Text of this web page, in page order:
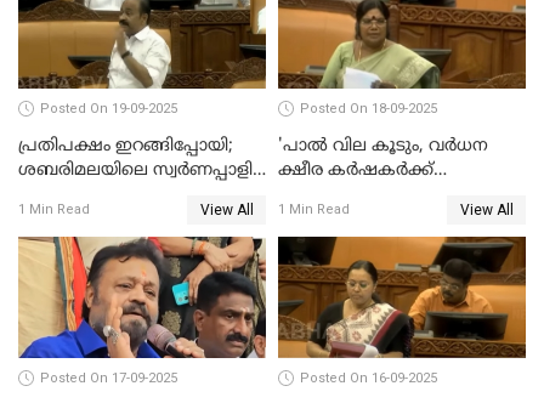
Posted On 19-09-2025
പ്രതിപക്ഷം ഇറങ്ങിപ്പോയി;
ശബരിമലയിലെ സ്വർണപ്പാളി
പ്രമേയത്തിന് അനുമതിയില്ല
WATCH VIDEO
1 Min Read View All
Posted On 18-09-2025
'പാൽ വില കൂടും, വർധന
ക്ഷീര കർഷകർക്ക്
ജെ ചിഞ്ചുറാണി
1 Min Read View All
Posted On 17-09-2025 Posted On 16-09-2025